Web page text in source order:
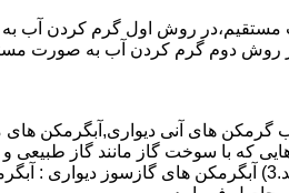
روش اول گرم کردن آب به
دوم گرم کردن آب به صورت
که با سوخت گاز مانند گاز طبیعی و
کنند,آبگرمکن هایی که با انرژی حیدری مانند آبگرمکن